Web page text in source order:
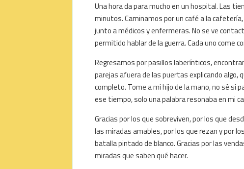
Una hora da para mucho en un hospital. Las
minutos. Caminamos por un café a la
junto a médicos y enfermeras. No se ve
permitido hablar de la guerra. Cada uno come
Regresamos por pasillos laberínticos,
parejas afuera de las puertas explicando algo,
completo. Tome a mi hijo de la mano, no sé si
ese tiempo, solo una palabra resonaba en mi
Gracias por los que sobreviven, por los que
las miradas amables, por los que rezan y por
batalla pintado de blanco. Gracias por las
miradas que saben qué hacer.